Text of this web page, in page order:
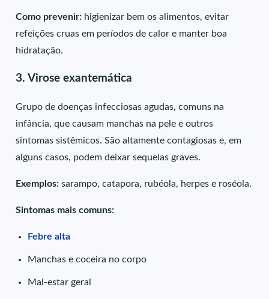
Como prevenir: higienizar bem os alimentos, evitar
refeições cruas em períodos de calor e manter boa
hidratação.
3. Virose exantemática
Grupo de doenças infecciosas agudas, comuns na
infância, que causam manchas na pele e outros
sintomas sistêmicos. São altamente contagiosas e, em
alguns casos, podem deixar sequelas graves.
Exemplos: sarampo, catapora, rubéola, herpes e roséola.
Sintomas mais comuns:
Febre alta
Manchas e coceira no corpo
Mal-estar geral